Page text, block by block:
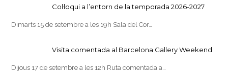
Col·loqui a l’entorn de la temporada 2026-2027
Dimarts 15 de setembre a les 19h Sala del Cor…
Visita comentada al Barcelona Gallery Weekend
Dijous 17 de setembre a les 12h Ruta comentada a…